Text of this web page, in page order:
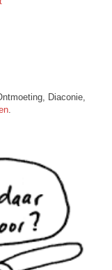
Diaconie,
.